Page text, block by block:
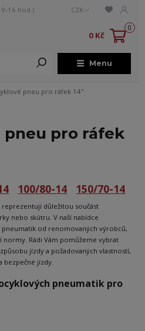
Menu
CZK
9-16 hod.)
0
0 Kč
pneu pro ráfek 14"
pro ráfek
100/80-14 150/70-14
důležitou součást
nebo skútru. V naší nabídce
od renomovaných výrobců,
Rádi Vám pomůžeme vybrat
jízdy a požadovaných vlastností,
bezpečné jízdy.
pneumatik pro